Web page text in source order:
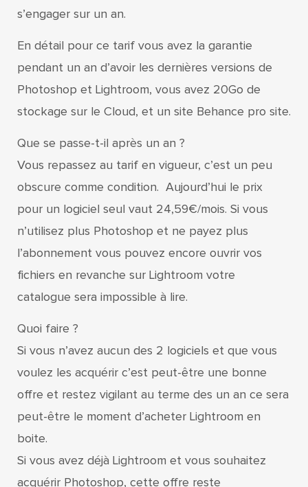
s’engager sur un an.
En détail pour ce tarif vous avez la garantie
pendant un an d’avoir les dernières versions de
Photoshop et Lightroom, vous avez 20Go de
stockage sur le Cloud, et un site Behance pro site.
Que se passe-t-il après un an ?
Vous repassez au tarif en vigueur, c’est un peu
obscure comme condition. Aujourd’hui le prix
pour un logiciel seul vaut 24,59€/mois. Si vous
n’utilisez plus Photoshop et ne payez plus
l’abonnement vous pouvez encore ouvrir vos
fichiers en revanche sur Lightroom votre
catalogue sera impossible à lire.
Quoi faire ?
Si vous n’avez aucun des 2 logiciels et que vous
voulez les acquérir c’est peut-être une bonne
offre et restez vigilant au terme des un an ce sera
peut-être le moment d’acheter Lightroom en
boite.
Si vous avez déjà Lightroom et vous souhaitez
acquérir Photoshop, cette offre reste